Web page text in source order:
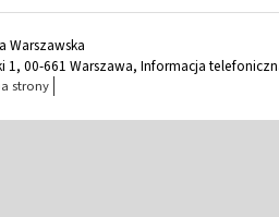
Warszawska
1, 00-661 Warszawa, Informacja
strony